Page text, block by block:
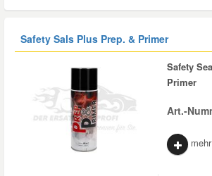
Safety Sals Plus Prep. & Primer
Safety
Primer
Art.-
mehr